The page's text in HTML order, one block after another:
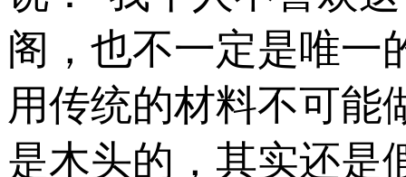
阁，也不一定是唯一
用传统的材料不可能
是木头的，其实还是